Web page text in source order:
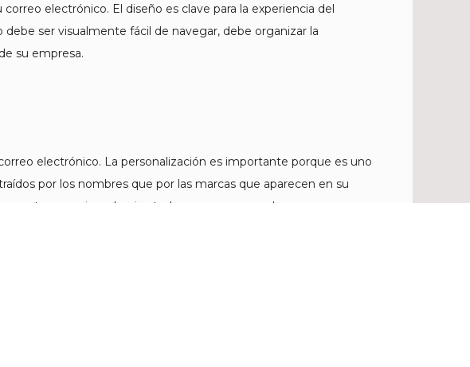
electrónico. El diseño es clave para la experiencia del
ser visualmente fácil de navegar, debe organizar la
su empresa.
electrónico. La personalización es importante porque es uno
por los nombres que por las marcas que aparecen en su
por ejemplo, si usted es una empresa de ropa que